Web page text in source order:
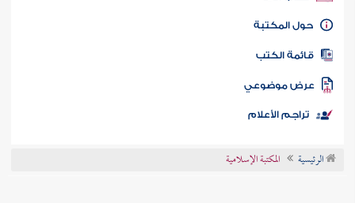
كتاب الأمة
المكتبة
الكتب
موضوعي
تراجم الأعلام
الرئيسية المكتبة الإسلامية